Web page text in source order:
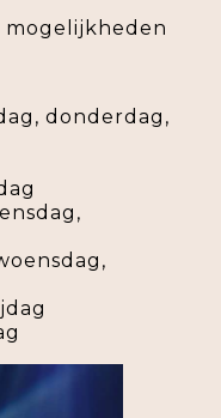
mogelijkheden
donderdag,